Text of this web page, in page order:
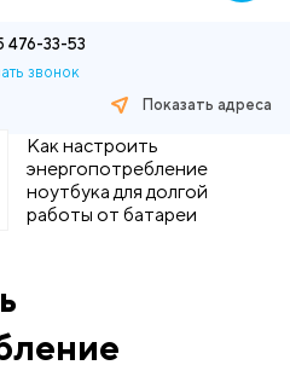
476-33-53
звонок
Показать адреса
Как настроить
энергопотребление
ноутбука для долгой
работы от батареи